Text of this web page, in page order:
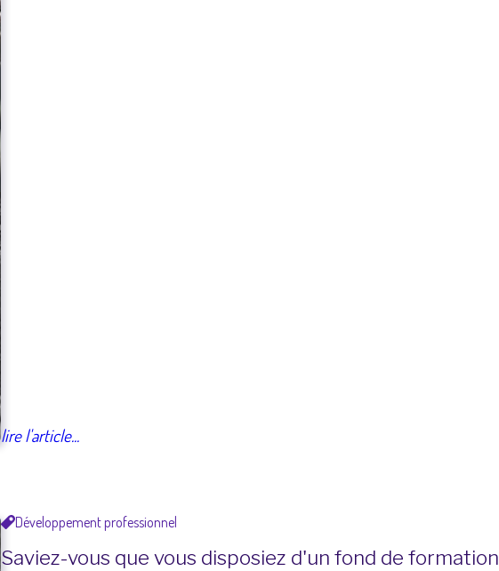
lire l'article...
Développement professionnel
Saviez-vous que vous disposiez d'un fond de formation